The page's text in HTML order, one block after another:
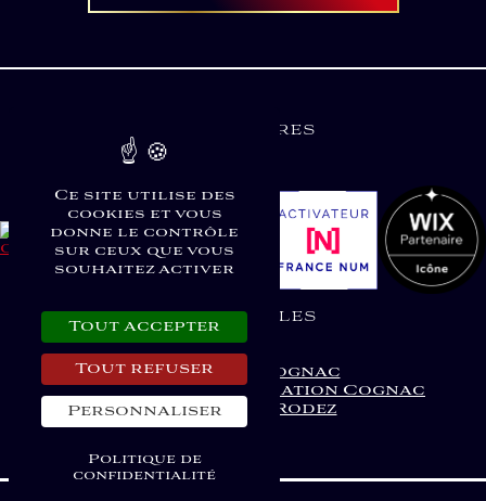
Partenaires
Liens Utiles
Graphiste Cognac
Agence de communication Cognac
Site Vitrine Rodez
Ce site utilise des
cookies et vous
donne le contrôle
sur ceux que vous
souhaitez activer
Tout accepter
Tout refuser
Personnaliser
Politique de
confidentialité